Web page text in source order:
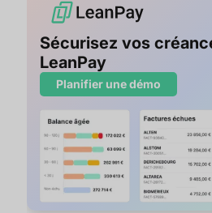
Sécurisez vos
LeanPay
Planifier une démo